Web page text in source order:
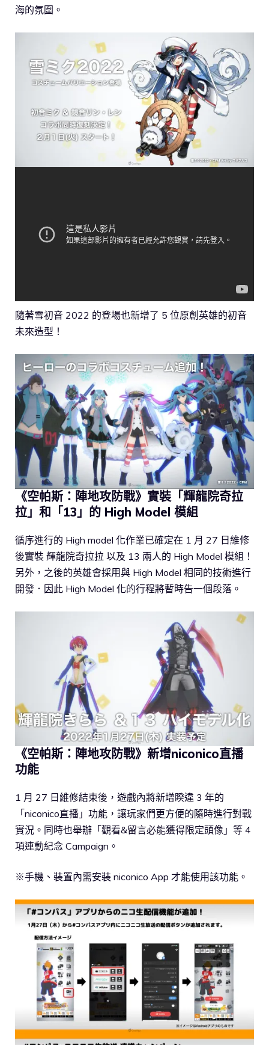
海的氛圍。
隨著雪初音 2022 的登場也新增了 5 位原創英雄的初音
未來造型！
《空帕斯：陣地攻防戰》實裝「輝龍院奇拉
拉」和「13」的 High Model 模組
循序進行的 High model 化作業已確定在 1 月 27 日維修
後實裝 輝龍院奇拉拉 以及 13 兩人的 High Model 模組！
另外，之後的英雄會採用與 High Model 相同的技術進行
開發．因此 High Model 化的行程將暫時告一個段落。
《空帕斯：陣地攻防戰》新增niconico直播
功能
1 月 27 日維修結束後，遊戲內將新增睽違 3 年的
「niconico直播」功能，讓玩家們更方便的隨時進行對戰
實況。同時也舉辦「觀看&留言必能獲得限定頭像」等 4
項連動紀念 Campaign。
※手機、裝置內需安裝 niconico App 才能使用該功能。